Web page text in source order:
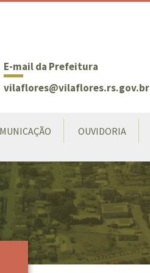
E-mail da Prefeitura
vilaflores@vilaflores.rs.gov.br
OUVIDORIA